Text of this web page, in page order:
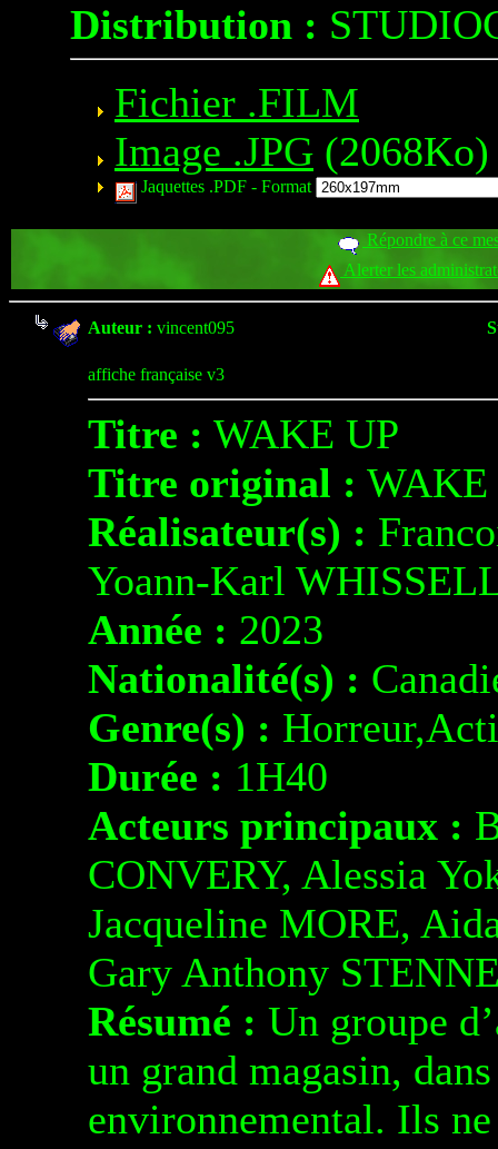
Distribution :
Fichier .FILM
Image .JPG (2068Ko)
Jaquettes .PDF - Format
Répondre à ce
Alerter les
Auteur : vincent095
affiche française v3
Titre : WAKE UP
Titre original : WAKE
Réalisateur(s) :
Yoann-Karl
Année : 2023
Nationalité(s) :
Genre(s) :
Durée : 1H40
Acteurs principaux :
CONVERY, Alessia
Jacqueline MORE,
Gary Anthony
Résumé : Un groupe
un grand magasin,
environnemental. Ils